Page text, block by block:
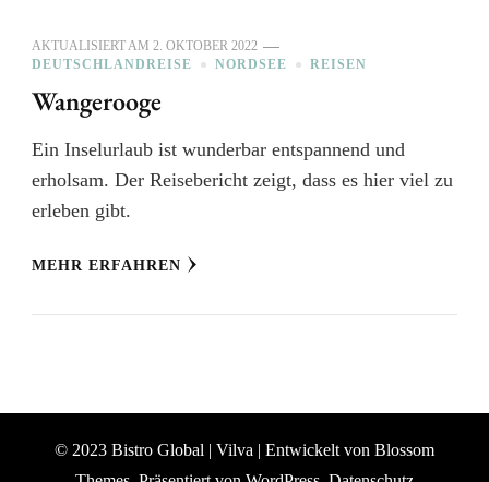
AKTUALISIERT AM 2. OKTOBER 2022
DEUTSCHLANDREISE
NORDSEE REISEN
Wangerooge
Ein Inselurlaub ist wunderbar entspannend und
erholsam. Der Reisebericht zeigt, dass es hier viel zu
erleben gibt.
MEHR ERFAHREN
© 2023 Bistro Global | Vilva | Entwickelt von Blossom